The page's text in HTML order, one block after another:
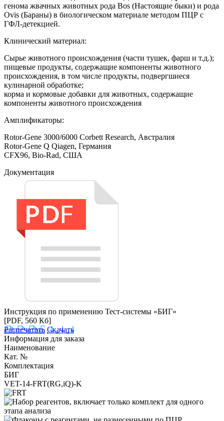
генома жвачных животных рода Bos (Настоящие быки) и рода
Ovis (Бараны) в биологическом материале методом ПЦР с
ГФЛ-детекцией.
Клинический материал:
Сырье животного происхождения (части тушек, фарш и т.д.);
пищевые продукты, содержащие компоненты животного
происхождения, в том числе продукты, подвергшиеся
кулинарной обработке;
корма и кормовые добавки для животных, содержащие
компоненты животного происхождения
Амплификаторы:
Rotor-Gene 3000/6000 Corbett Research, Австралия
Rotor-Gene Q Qiagen, Германия
CFX96, Bio-Rad, США
Документация
Инструкция по применению Тест-системы «БИГ»
[PDF, 560 Кб]
Распечатать Скачать
Информация для заказа
Наименование
Кат. №
Комплектация
БИГ
VET-14-FRT(RG,iQ)-K